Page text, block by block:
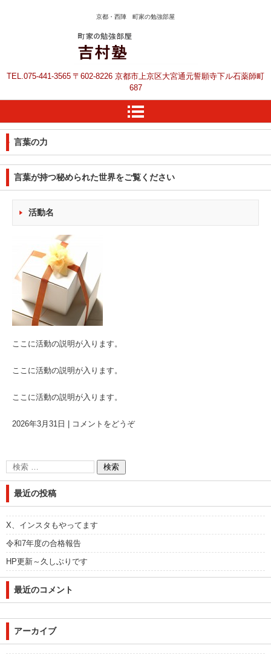
京都の塾 上京区の塾
吉村塾です
京都・西陣 町家の勉強部屋
TEL.075-441-3565 〒602-8226 京都市上京区大宮通元誓願寺下ル石薬師町
687
言葉の力
言葉が持つ秘められた世界をご覧ください
活動名
ここに活動の説明が入ります。
ここに活動の説明が入ります。
ここに活動の説明が入ります。
2026年3月31日 コメントをどうぞ
最近の投稿
X、インスタもやってます
令和7年度の合格報告
HP更新～久しぶりです
最近のコメント
アーカイブ